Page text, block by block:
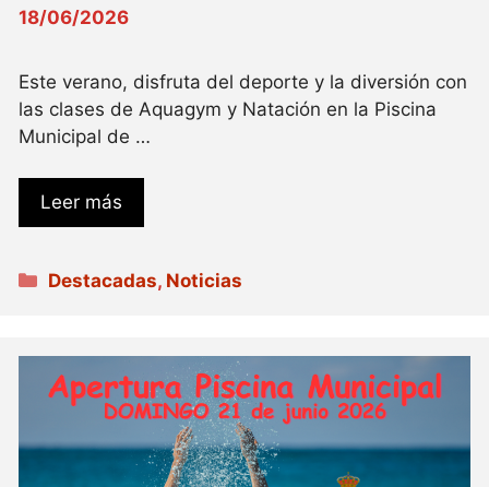
18/06/2026
Este verano, disfruta del deporte y la diversión con
las clases de Aquagym y Natación en la Piscina
Municipal de …
Leer más
Categorías
Destacadas, Noticias